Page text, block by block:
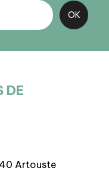
DE
Artouste